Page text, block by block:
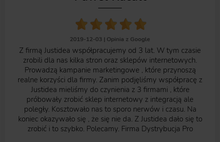
2019-12-03 | Opinia z Google
Z firmą Justidea współpracujemy od 3 lat. W tym czasie
zrobili dla nas kilka stron oraz sklepów internetowych.
Prowadzą kampanie marketingowe , które przynoszą
realne korzyści dla firmy. Zanim podjęliśmy współpracę z
Justidea mieliśmy do czynienia z 3 firmami , które
próbowały zrobić sklep internetowy z integracją ale
poległy. Kosztowało nas to sporo nerwów i czasu. Na
koniec okazywało się , że się nie da. Z Justidea dało się to
zrobić i to szybko. Polecamy. Firma Dystrybucja Pro